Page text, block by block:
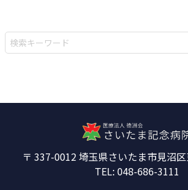
337-0012埼玉県さいたま市見沼
048-686-3111